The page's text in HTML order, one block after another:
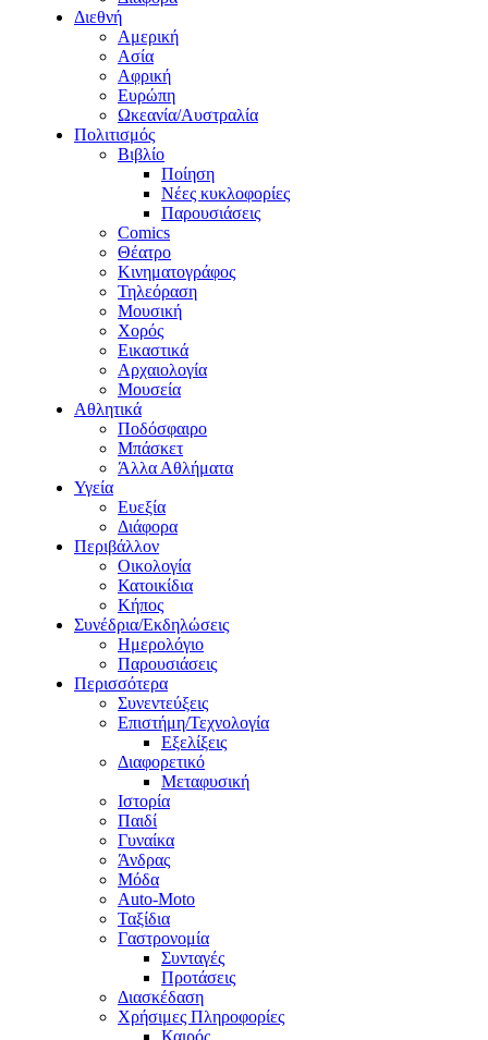
Διεθνή
Αμερική
Ασία
Αφρική
Ευρώπη
Ωκεανία/Αυστραλία
Πολιτισμός
Βιβλίο
Ποίηση
Νέες κυκλοφορίες
Παρουσιάσεις
Comics
Θέατρο
Κινηματογράφος
Τηλεόραση
Μουσική
Χορός
Εικαστικά
Αρχαιολογία
Μουσεία
Αθλητικά
Ποδόσφαιρο
Μπάσκετ
Άλλα Αθλήματα
Υγεία
Ευεξία
Διάφορα
Περιβάλλον
Οικολογία
Κατοικίδια
Κήπος
Συνέδρια/Εκδηλώσεις
Ημερολόγιο
Παρουσιάσεις
Περισσότερα
Συνεντεύξεις
Επιστήμη/Τεχνολογία
Εξελίξεις
Διαφορετικό
Μεταφυσική
Ιστορία
Παιδί
Γυναίκα
Άνδρας
Μόδα
Auto-Moto
Ταξίδια
Γαστρονομία
Συνταγές
Προτάσεις
Διασκέδαση
Χρήσιμες Πληροφορίες
Καιρός